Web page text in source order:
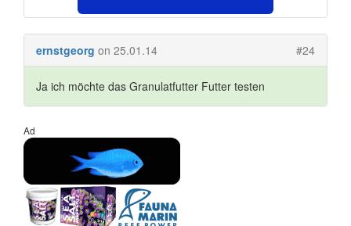
ernstgeorg on 25.01.14 #24
Ja ich möchte das Granulatfutter Futter testen
Ad